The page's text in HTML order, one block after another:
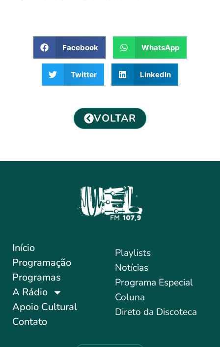
Facebook WhatsApp
Twitter LinkedIn
VOLTAR
Início
Programação
Programas
A Rádio
Apoio Cultural
Contato
Playlists
Notícias
Programa Especial
Coluna
Direto da Discoteca